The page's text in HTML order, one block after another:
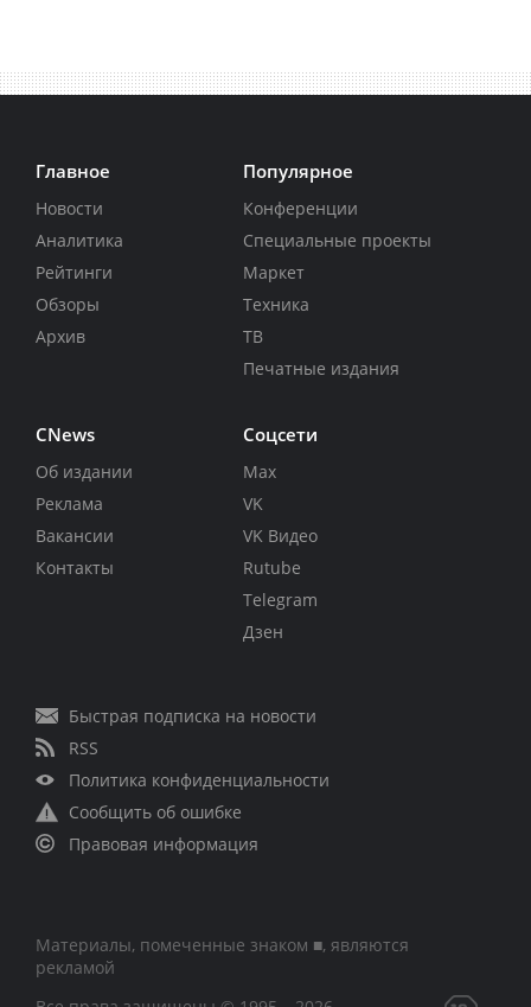
Главное
Новости
Аналитика
Рейтинги
Обзоры
Архив
Популярное
Конференции
Специальные проекты
Маркет
Техника
ТВ
Печатные издания
CNews
Об издании
Реклама
Вакансии
Контакты
Соцсети
Max
VK
VK Видео
Rutube
Telegram
Дзен
Быстрая подписка на новости
RSS
Политика конфиденциальности
Сообщить об ошибке
Правовая информация
Материалы, помеченные знаком ■, являются
рекламой